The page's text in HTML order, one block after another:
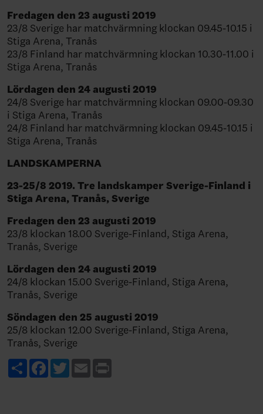
Fredagen den 23 augusti 2019
23/8 Sverige har matchvärmning klockan 09.45-10.15 i
Stiga Arena, Tranås
23/8 Finland har matchvärmning klockan 10.30-11.00 i
Stiga Arena, Tranås
Lördagen den 24 augusti 2019
24/8 Sverige har matchvärmning klockan 09.00-09.30
i Stiga Arena, Tranås
24/8 Finland har matchvärmning klockan 09.45-10.15 i
Stiga Arena, Tranås
LANDSKAMPERNA
23-25/8 2019. Tre landskamper Sverige-Finland i
Stiga Arena, Tranås, Sverige
Fredagen den 23 augusti 2019
23/8 klockan 18.00 Sverige-Finland, Stiga Arena,
Tranås, Sverige
Lördagen den 24 augusti 2019
24/8 klockan 15.00 Sverige-Finland, Stiga Arena,
Tranås, Sverige
Söndagen den 25 augusti 2019
25/8 klockan 12.00 Sverige-Finland, Stiga Arena,
Tranås, Sverige
ShareFacebook
TwitterEmail